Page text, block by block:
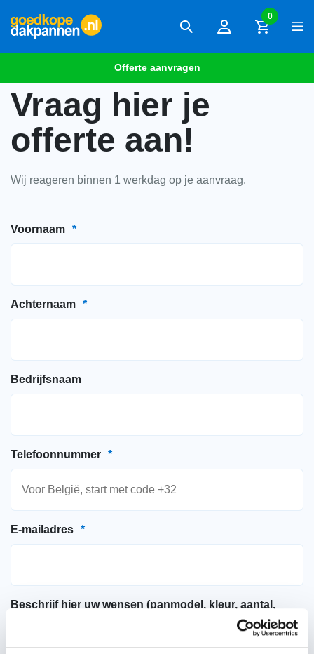
0
Offerte aanvragen
Vraag hier je
offerte aan!
Wij reageren binnen 1 werkdag op je aanvraag.
Voornaam *
Achternaam *
Bedrijfsnaam
Telefoonnummer *
E-mailadres *
Beschrijf hier uw wensen (panmodel, kleur, aantal,